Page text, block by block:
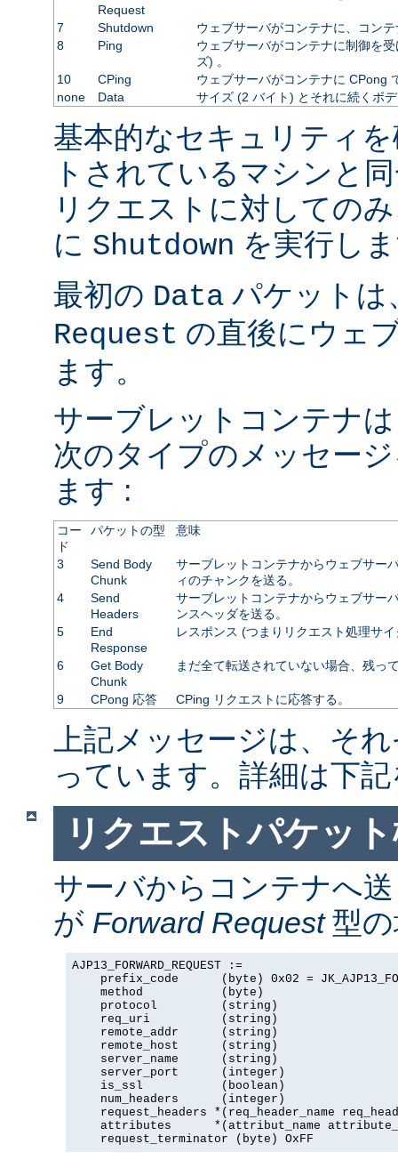
Request
7 Shutdown
ウェブサーバがコンテナに、コン
8
Ping
ウェブサーバがコンテナに制御を
ズ) 。
10
CPing
ウェブサーバがコンテナに CPong
none
Data サイズ (2 バイト) とそれに続くボ
基本的なセキュリティ
トされているマシンと
リクエストに対しての
に Shutdown を実行し
最初の Data パケットは
Request の直後にウェ
ます。
サーブレットコンテナ
次のタイプのメッセー
ます :
コー
ド
パケットの型 意味
3
Send Body
Chunk
サーブレットコンテナからウェブサー
ィのチャンクを送る。
4
Send
Headers
サーブレットコンテナからウェブサー
ンスヘッダを送る。
5
End
Response
レスポンス (つまりリクエスト処理サ
6
Get Body
Chunk
まだ全て転送されていない場合、残っ
9 CPong 応答 CPing リクエストに応答する。
上記メッセージは、そ
っています。詳細は下
リクエストパケッ
サーバからコンテナへ
が Forward Request型の
AJP13_FORWARD_REQUEST :=
prefix_code      (byte) 0x02 =
    method           (byte)
    protocol         (string)
    req_uri          (string)
    remote_addr      (string)
    remote_host      (string)
    server_name      (string)
    server_port      (integer)
    is_ssl           (boolean)
    num_headers      (integer)
request_headers *(req_header_name
attributes      *(attribut_name
    request_terminator (byte) OxFF